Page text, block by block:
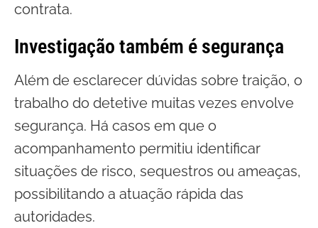
contrata.
Investigação também é segurança
Além de esclarecer dúvidas sobre traição, o
trabalho do detetive muitas vezes envolve
segurança. Há casos em que o
acompanhamento permitiu identificar
situações de risco, sequestros ou ameaças,
possibilitando a atuação rápida das
autoridades.